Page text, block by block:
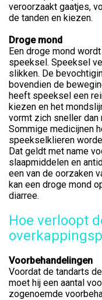
veroorzaakt gaatjes,
de tanden en kiezen.
Droge mond
Een droge mond
speeksel. Speeksel
slikken. De
bovendien de
heeft speeksel een
kiezen en het
vormt zich sneller dan
Sommige medicijnen
speekselklieren
Dat geldt met name
slaapmiddelen en
een van de oorzaken
kan een droge mond
diarree.
Hoe verloopt
Voorbehandelingen
Voordat de tandarts
moet hij een aantal
zogenoemde